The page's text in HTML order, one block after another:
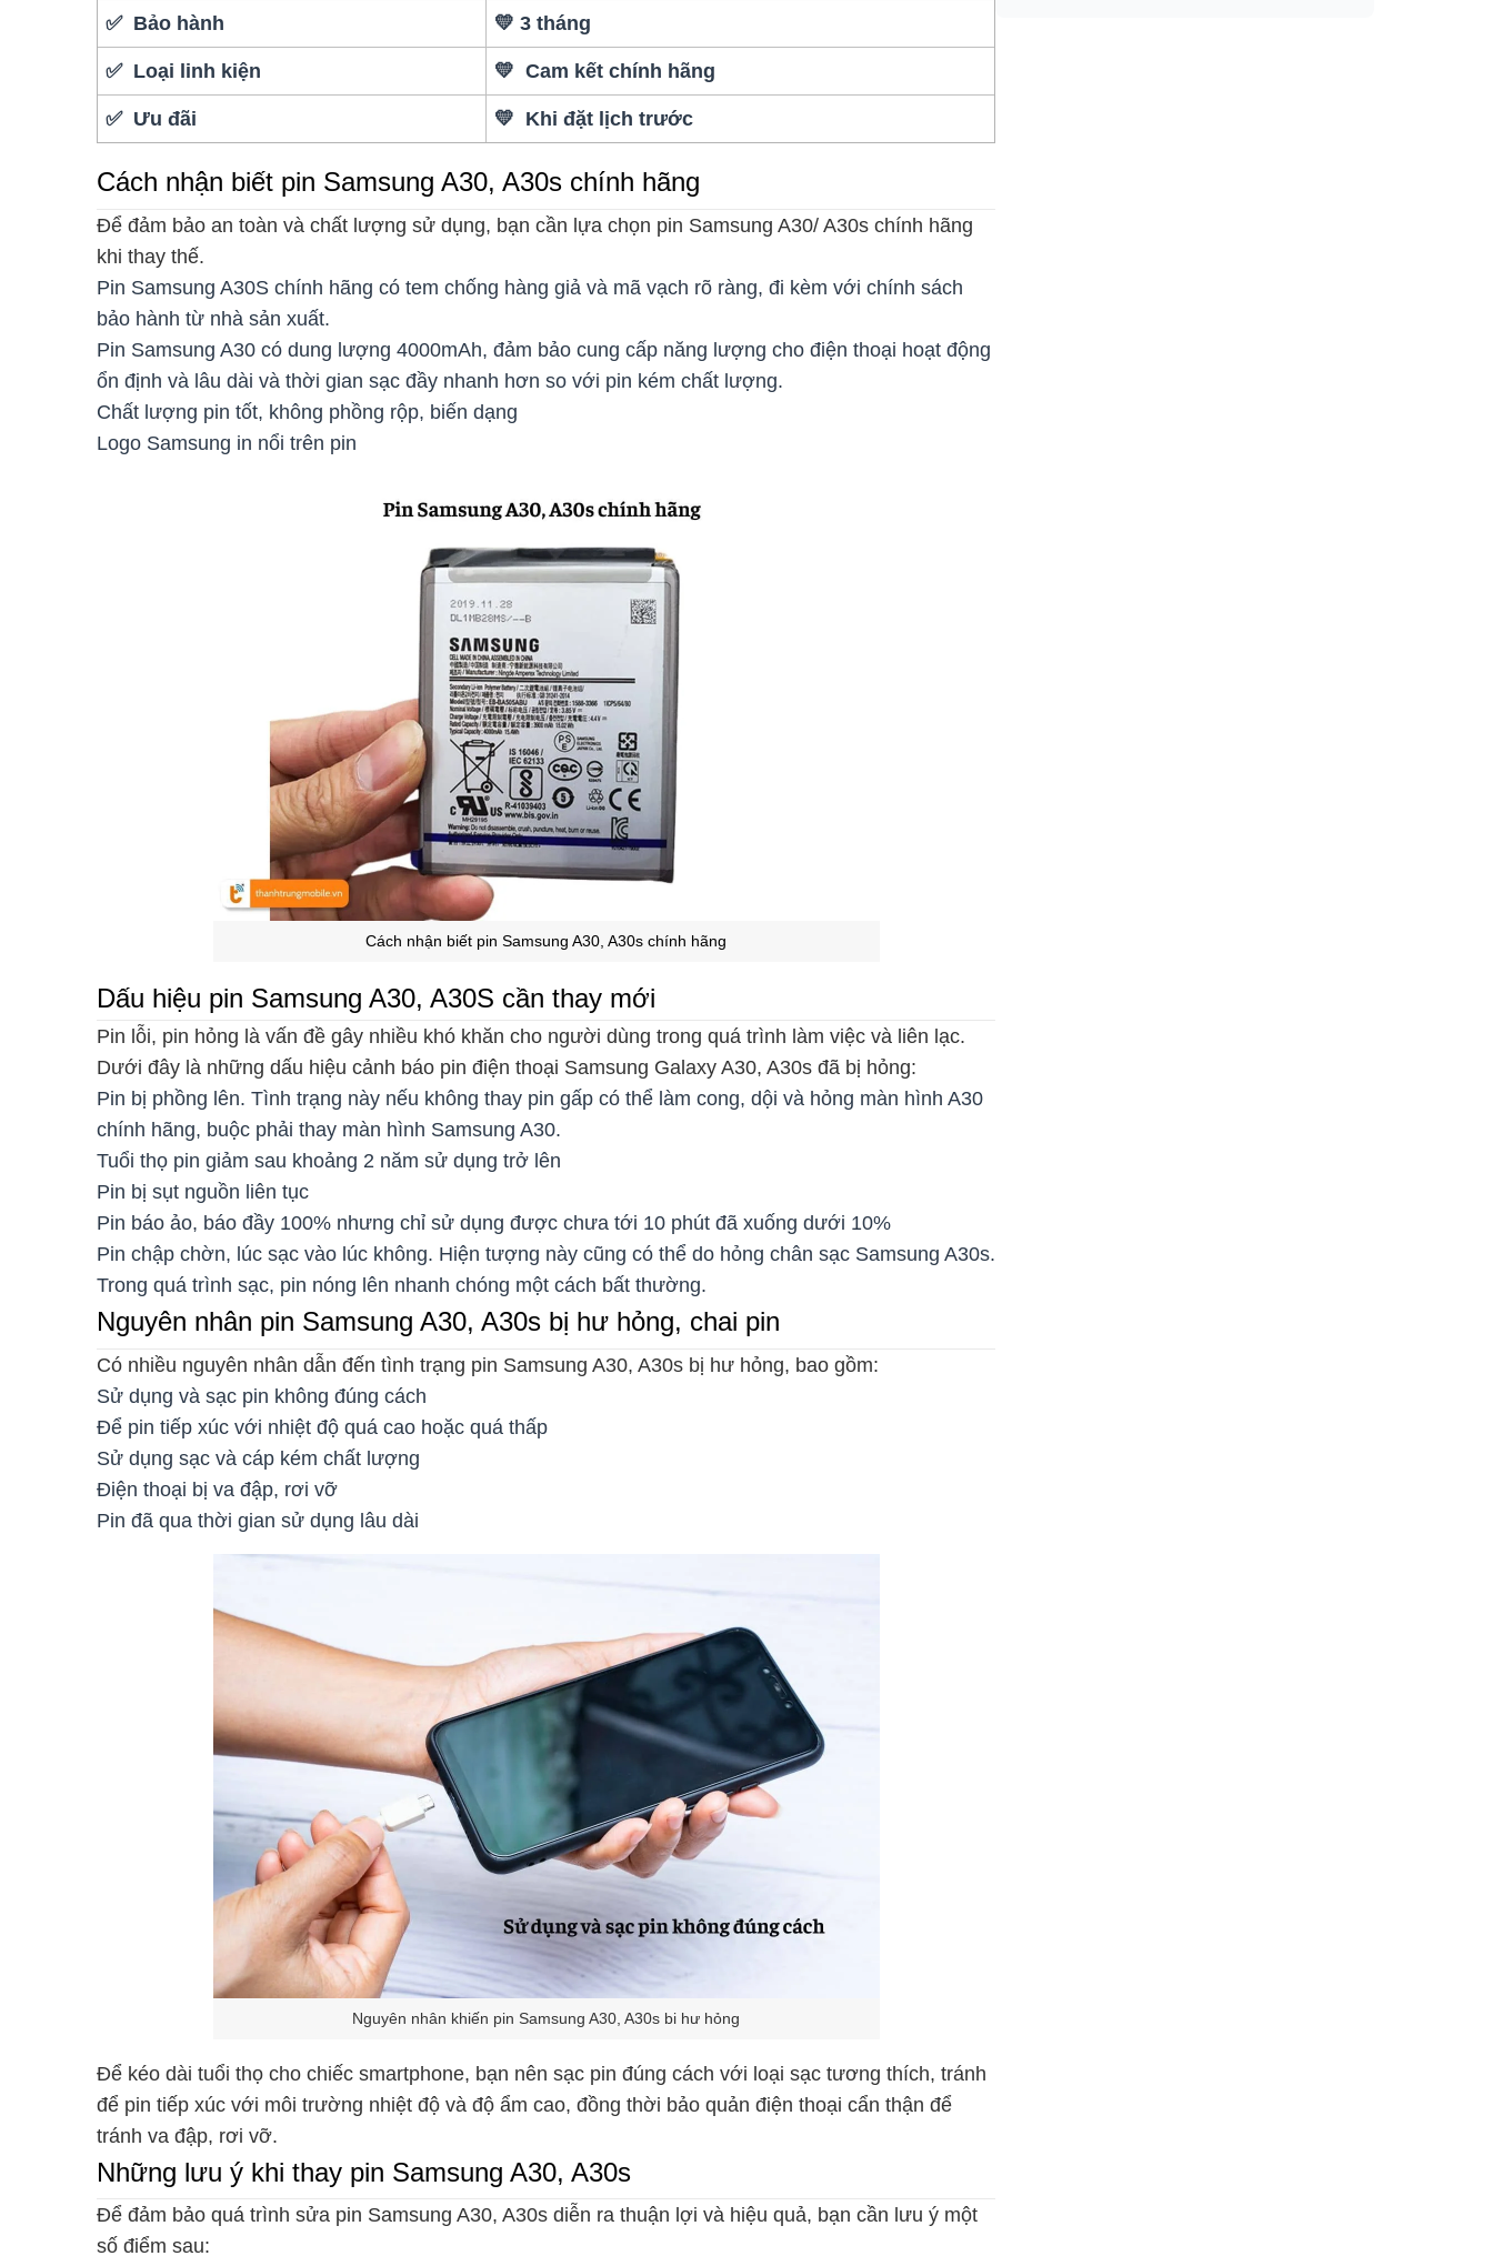
✅ Bảo hành 💛 3 tháng
✅ Loại linh kiện 💛 Cam kết chính hãng
✅ Ưu đãi 💛 Khi đặt lịch trước
Cách nhận biết pin Samsung A30, A30s chính hãng
Để đảm bảo an toàn và chất lượng sử dụng, bạn cần lựa chọn pin Samsung A30/ A30s chính hãng
khi thay thế.
Pin Samsung A30S chính hãng có tem chống hàng giả và mã vạch rõ ràng, đi kèm với chính sách
bảo hành từ nhà sản xuất.
Pin Samsung A30 có dung lượng 4000mAh, đảm bảo cung cấp năng lượng cho điện thoại hoạt động
ổn định và lâu dài và thời gian sạc đầy nhanh hơn so với pin kém chất lượng.
Chất lượng pin tốt, không phồng rộp, biến dạng
Logo Samsung in nổi trên pin
Cách nhận biết pin Samsung A30, A30s chính hãng
Dấu hiệu pin Samsung A30, A30S cần thay mới
Pin lỗi, pin hỏng là vấn đề gây nhiều khó khăn cho người dùng trong quá trình làm việc và liên lạc.
Dưới đây là những dấu hiệu cảnh báo pin điện thoại Samsung Galaxy A30, A30s đã bị hỏng:
Pin bị phồng lên. Tình trạng này nếu không thay pin gấp có thể làm cong, dội và hỏng màn hình A30
chính hãng, buộc phải thay màn hình Samsung A30.
Tuổi thọ pin giảm sau khoảng 2 năm sử dụng trở lên
Pin bị sụt nguồn liên tục
Pin báo ảo, báo đầy 100% nhưng chỉ sử dụng được chưa tới 10 phút đã xuống dưới 10%
Pin chập chờn, lúc sạc vào lúc không. Hiện tượng này cũng có thể do hỏng chân sạc Samsung A30s.
Trong quá trình sạc, pin nóng lên nhanh chóng một cách bất thường.
Nguyên nhân pin Samsung A30, A30s bị hư hỏng, chai pin
Có nhiều nguyên nhân dẫn đến tình trạng pin Samsung A30, A30s bị hư hỏng, bao gồm:
Sử dụng và sạc pin không đúng cách
Để pin tiếp xúc với nhiệt độ quá cao hoặc quá thấp
Sử dụng sạc và cáp kém chất lượng
Điện thoại bị va đập, rơi vỡ
Pin đã qua thời gian sử dụng lâu dài
Nguyên nhân khiến pin Samsung A30, A30s bi hư hỏng
Để kéo dài tuổi thọ cho chiếc smartphone, bạn nên sạc pin đúng cách với loại sạc tương thích, tránh
để pin tiếp xúc với môi trường nhiệt độ và độ ẩm cao, đồng thời bảo quản điện thoại cẩn thận để
tránh va đập, rơi vỡ.
Những lưu ý khi thay pin Samsung A30, A30s
Để đảm bảo quá trình sửa pin Samsung A30, A30s diễn ra thuận lợi và hiệu quả, bạn cần lưu ý một
số điểm sau: